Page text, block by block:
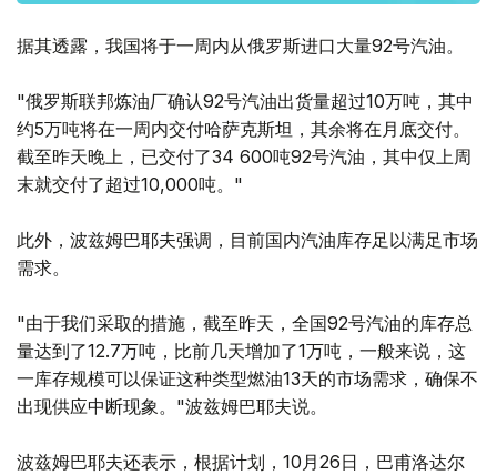
据其透露，我国将于一周内从俄罗斯进口大量92号汽油。
"俄罗斯联邦炼油厂确认92号汽油出货量超过10万吨，其中
约5万吨将在一周内交付哈萨克斯坦，其余将在月底交付。
截至昨天晚上，已交付了34 600吨92号汽油，其中仅上周
末就交付了超过10,000吨。"
此外，波兹姆巴耶夫强调，目前国内汽油库存足以满足市场
需求。
"由于我们采取的措施，截至昨天，全国92号汽油的库存总
量达到了12.7万吨，比前几天增加了1万吨，一般来说，这
一库存规模可以保证这种类型燃油13天的市场需求，确保不
出现供应中断现象。"波兹姆巴耶夫说。
波兹姆巴耶夫还表示，根据计划，10月26日，巴甫洛达尔